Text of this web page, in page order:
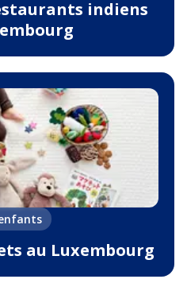
indiens
au Luxembourg